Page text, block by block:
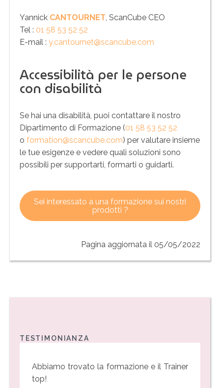
Yannick CANTOURNET , ScanCube CEO
Tel : 01 58 53 52 52
E-mail : y.cantournet@scancube.com
Accessibilità per le persone
con disabilità
Se hai una disabilità, puoi contattare il nostro
Dipartimento di Formazione (01 58 53 52 52
o formation@scancube.com) per valutare insieme
le tue esigenze e vedere quali soluzioni sono
possibili per supportarti, formarti o guidarti.
Sei interessato a una formazione sui nostri
prodotti ?
Pagina aggiornata il 05/05/2022
TESTIMONIANZA
Abbiamo trovato la formazione e il Trainer
top!